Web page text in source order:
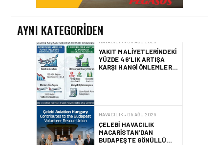
AYNI KATEGORIDEN
HAVACILIK • 05 AĞU 2026
YAKIT MALIYETLERINDEKI
YÜZDE 46’LIK ARTIŞA
KARŞI HANGI ÖNLEMLER
HAVACILIK • 05 AĞU 2026
ÇELEBI HAVACILIK
MACARISTAN’DAN
BUDAPEŞTE GÖNÜLLÜ